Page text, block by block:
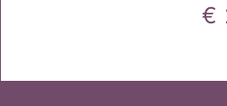
€20,00.€19,00.
Il
€